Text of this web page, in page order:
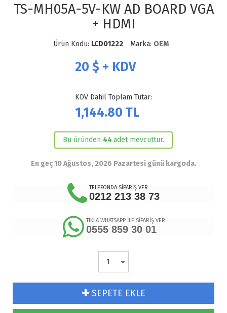
TS-MH05A-5V-KW AD BOARD VGA
+ HDMI
Ürün Kodu: LCD01222 Marka: OEM
20 $ + KDV
KDV Dahil Toplam Tutar:
1,144.80 TL
Bu üründen 44 adet mevcuttur.
En geç 10 Ağustos, 2026 Pazartesi günü kargoda.
TELEFONDA SİPARİŞ VER
0212 213 38 73
TIKLA WHATSAPP İLE SİPARİŞ VER
0555 859 30 01
SEPETE EKLE